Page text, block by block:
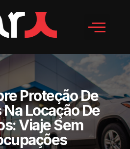
Proteção De
Locação De
Viaje Sem